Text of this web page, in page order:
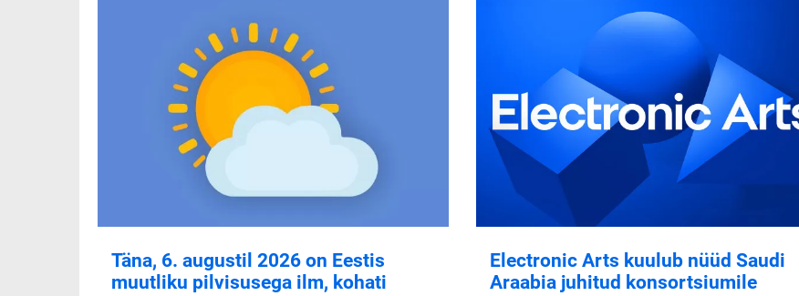
Täna, 6. augustil 2026 on Eestis
muutliku pilvisusega ilm, kohati
Electronic Arts kuulub nüüd Saudi
Araabia juhitud konsortsiumile